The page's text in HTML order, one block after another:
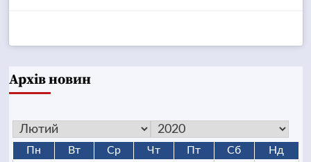
Архів новин
Пн Вт Ср Чт Пт Сб Нд